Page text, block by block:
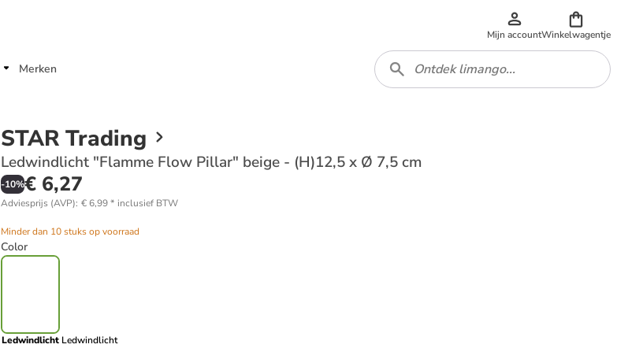
Mijn accountWinkelwagentje
Merken
STAR Trading
Ledwindlicht "Flamme Flow Pillar" beige - (H)12,5 x Ø 7,5 cm
-10%€ 6,27
Adviesprijs (AVP): € 6,99* inclusief BTW
Minder dan 10 stuks op voorraad
Color
Ledwindlicht Ledwindlicht